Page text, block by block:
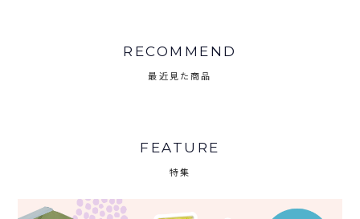
RECOMMEND
最近見た商品
FEATURE
特集